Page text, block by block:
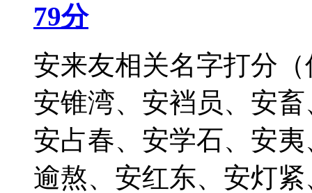
79分
安来友相关名字打分
安锥湾、安裆员、安
安占春、安学石、安
逾熬、安红东、安灯